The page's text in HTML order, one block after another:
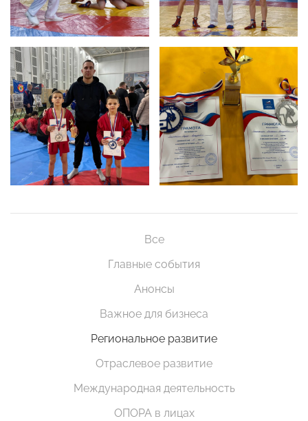
Все
Главные события
Анонсы
Важное для бизнеса
Региональное развитие
Отраслевое развитие
Международная деятельность
ОПОРА в лицах